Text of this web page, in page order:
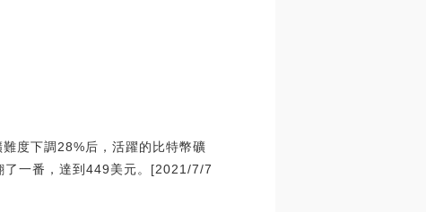
度下調28%后，活躍的比特幣礦
了一番，達到449美元。[2021/7/7